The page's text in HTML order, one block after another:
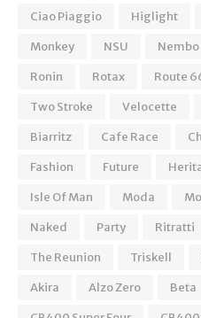
Ciao Piaggio
Higlight
Monkey
NSU Nembo
Ronin
Rotax Route
Two Stroke
Velocette
Biarritz
Cafe Race
Fashion
Future
Isle Of Man
Moda
Naked
Party Ritratti
The Reunion
Triskell
Akira
Alzo Zero Beta